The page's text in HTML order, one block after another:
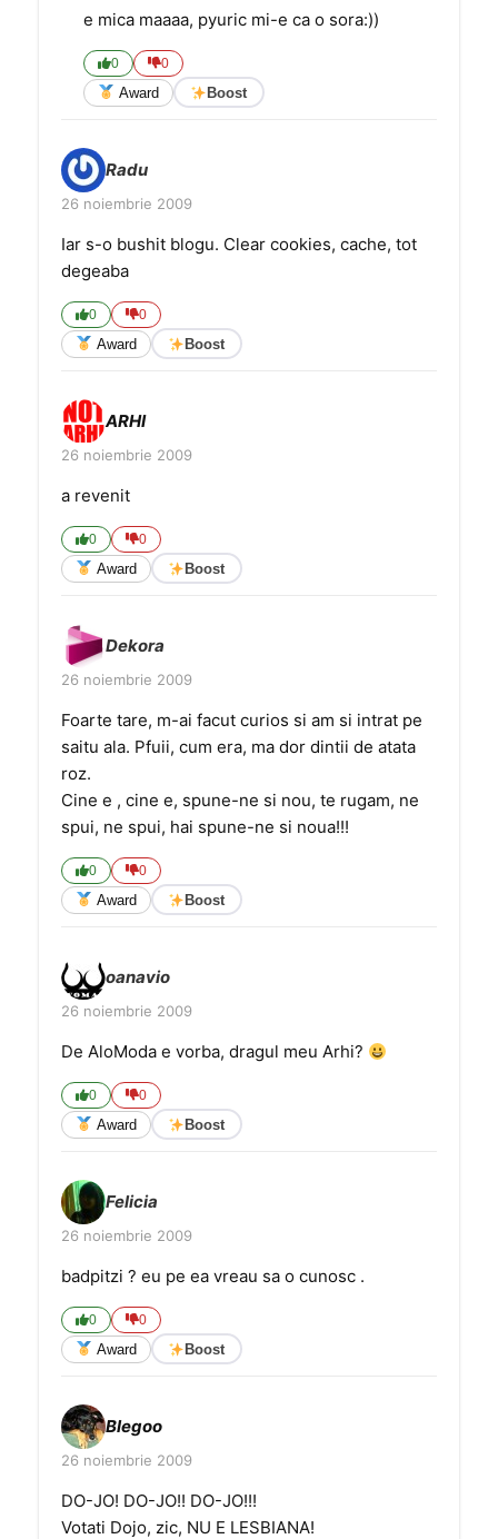
e mica maaaa, pyuric mi-e ca o sora:))
0 0
Award Boost
Radu
26 noiembrie 2009
Iar s-o bushit blogu. Clear cookies, cache, tot
degeaba
0 0
Award Boost
ARHI
26 noiembrie 2009
a revenit
0 0
Award Boost
Dekora
26 noiembrie 2009
Foarte tare, m-ai facut curios si am si intrat pe
saitu ala. Pfuii, cum era, ma dor dintii de atata
roz.
Cine e , cine e, spune-ne si nou, te rugam, ne
spui, ne spui, hai spune-ne si noua!!!
0 0
Award Boost
oanavio
26 noiembrie 2009
De AloModa e vorba, dragul meu Arhi?
0 0
Award Boost
Felicia
26 noiembrie 2009
badpitzi ? eu pe ea vreau sa o cunosc .
0 0
Award Boost
Blegoo
26 noiembrie 2009
DO-JO! DO-JO!! DO-JO!!!
Votati Dojo, zic, NU E LESBIANA!